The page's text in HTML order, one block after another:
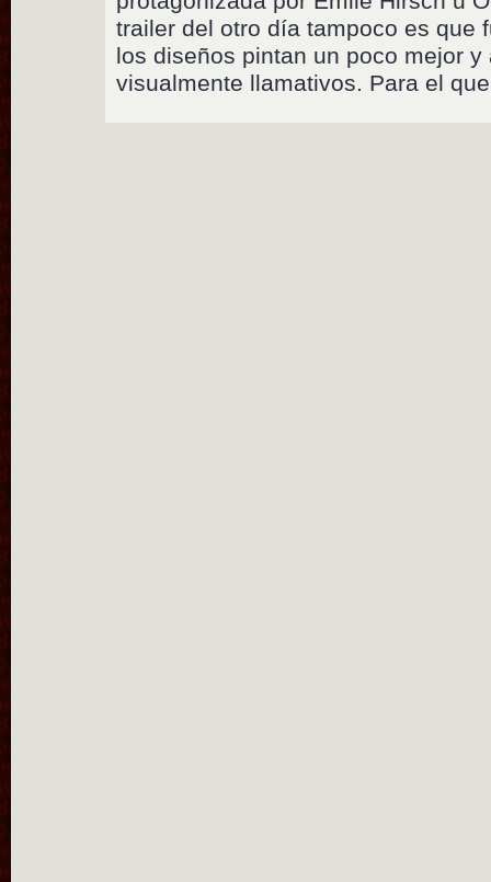
trailer del otro día tampoco es que
los diseños pintan un poco mejor y
visualmente llamativos. Para el